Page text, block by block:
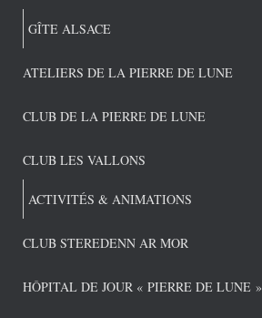
GÎTE ALSACE
ATELIERS DE LA PIERRE DE LUNE
CLUB DE LA PIERRE DE LUNE
CLUB LES VALLONS
ACTIVITÉS & ANIMATIONS
CLUB STEREDENN AR MOR
HÔPITAL DE JOUR « PIERRE DE LUNE »